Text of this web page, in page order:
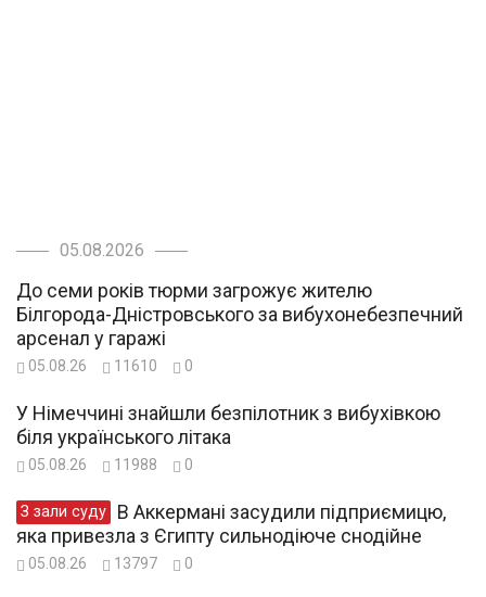
05.08.2026
До семи років тюрми загрожує жителю
Білгорода-Дністровського за вибухонебезпечний
арсенал у гаражі
05.08.26 11610 0
У Німеччині знайшли безпілотник з вибухівкою
біля українського літака
05.08.26 11988 0
З зали суду
яка привезла з Єгипту сильнодіюче снодійне
05.08.26 13797 0